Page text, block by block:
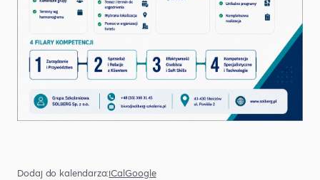
Dodaj do kalendarza:iCalGoogle